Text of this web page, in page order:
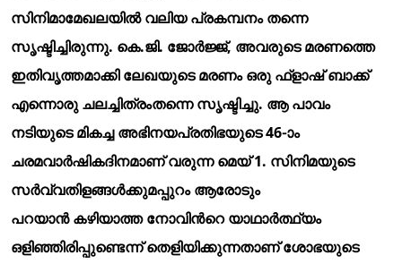
സിനിമാമേഖലയില്വലിയ പ്രകമ്പനം തന്നെ
സൃഷ്ടിച്ചിരുന്നു. കെ.ജി. ജോര്ജ്ജ്, അവരുടെ മരണത്തെ
ഇതിവൃത്തമാക്കി ലേഖയുടെ മരണം ഒരു ഫ്ളാഷ് ബാക്ക്
എന്നൊരു ചലച്ചിത്രംതന്നെ സൃഷ്ടിച്ചു. ആ പാവം
നടിയുടെ മികച്ച അഭിനയപ്രതിഭയുടെ 46-ാം
ചരമവാര്ഷികദിനമാണ് വരുന്ന മെയ് 1. സിനിമയുടെ
സര്വ്വതിളങ്ങള്ക്കുമപ്പുറം ആരോടും
പറയാന്കഴിയാത്ത നോവിന്റെ യാഥാര്ത്ഥ്യം
ഒളിഞ്ഞിരിപ്പുണ്ടെന്ന് തെളിയിക്കുന്നതാണ് ശോഭയുടെ